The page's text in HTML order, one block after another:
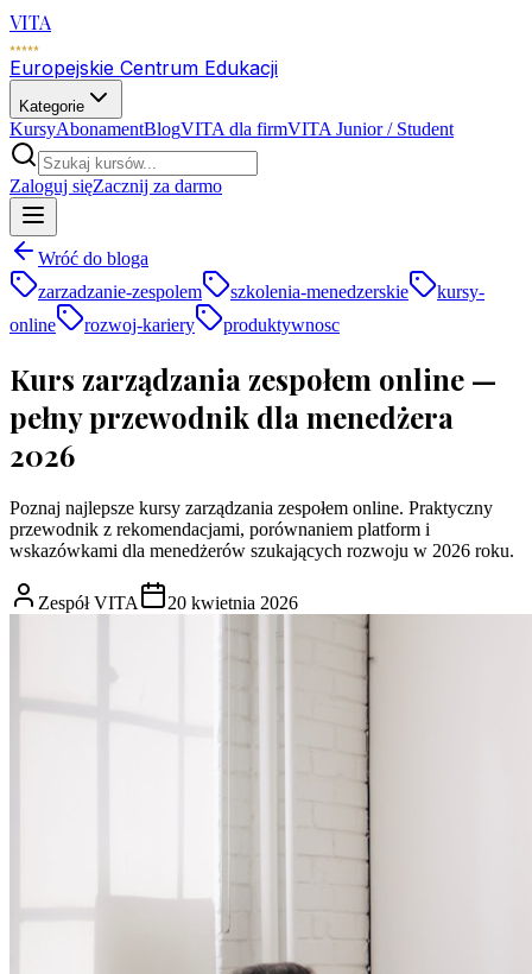
VITA
Europejskie Centrum Edukacji
Kategorie
KursyAbonamentBlogVITA dla firmVITA Junior / Student
Zaloguj sięZacznij za darmo
Wróć do bloga
zarzadzanie-zespolem
szkolenia-menedzerskie
kursy-
online
rozwoj-kariery produktywnosc
Kurs zarządzania zespołem online —
pełny przewodnik dla menedżera
2026
Poznaj najlepsze kursy zarządzania zespołem online. Praktyczny
przewodnik z rekomendacjami, porównaniem platform i
wskazówkami dla menedżerów szukających rozwoju w 2026 roku.
Zespół VITA 20 kwietnia 2026